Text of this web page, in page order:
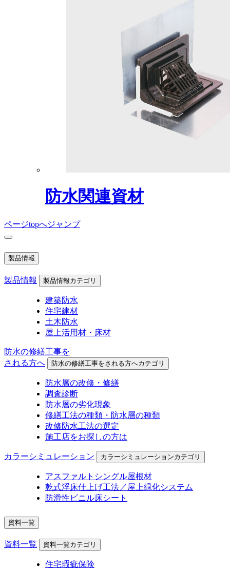
防水関連資材
ページtopへジャンプ
製品情報
製品情報 製品情報カテゴリ
建築防水
住宅建材
土木防水
屋上活用材・床材
防水の修繕工事を
される方へ
防水の修繕工事をされる方へカテゴリ
防水層の改修・修繕
調査診断
防水層の劣化現象
修繕工法の種類・防水層の種類
改修防水工法の選定
施工店をお探しの方は
カラーシミュレーション カラーシミュレーションカテゴリ
アスファルトシングル屋根材
乾式浮床仕上げ工法／屋上緑化システム
防滑性ビニル床シート
資料一覧
資料一覧 資料一覧カテゴリ
住宅瑕疵保険